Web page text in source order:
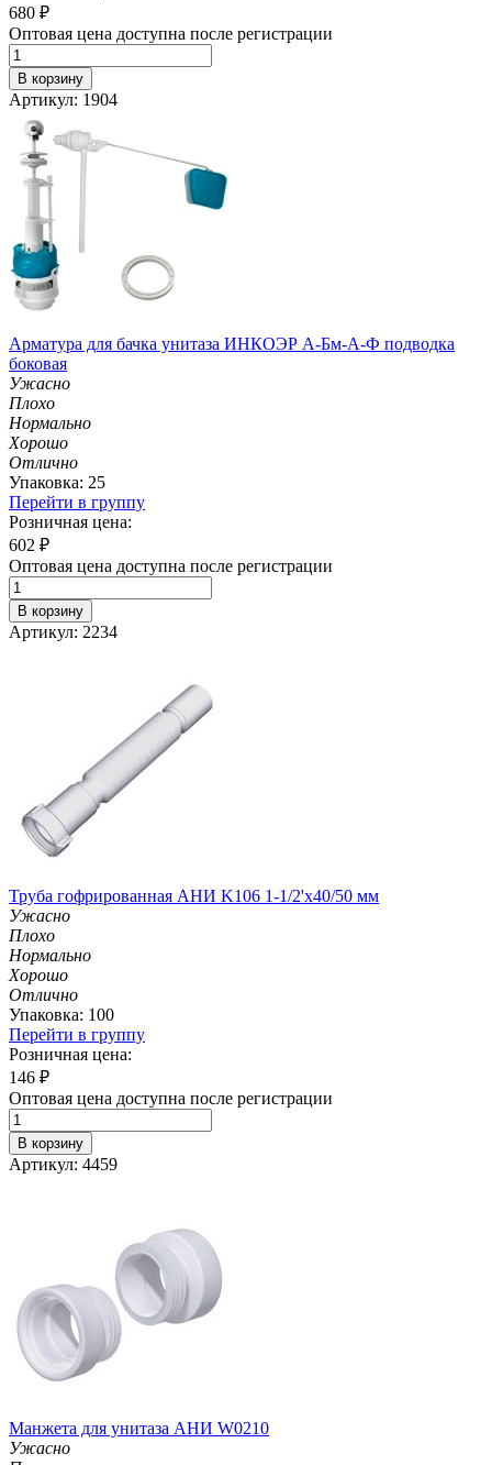
680 ₽
Оптовая цена доступна после регистрации
В корзину
Артикул: 1904
Арматура для бачка унитаза ИНКОЭР А-Бм-А-Ф подводка
боковая
Ужасно
Плохо
Нормально
Хорошо
Отлично
Упаковка: 25
Перейти в группу
Розничная цена:
602 ₽
Оптовая цена доступна после регистрации
В корзину
Артикул: 2234
Труба гофрированная АНИ K106 1-1/2'х40/50 мм
Ужасно
Плохо
Нормально
Хорошо
Отлично
Упаковка: 100
Перейти в группу
Розничная цена:
146 ₽
Оптовая цена доступна после регистрации
В корзину
Артикул: 4459
Манжета для унитаза АНИ W0210
Ужасно